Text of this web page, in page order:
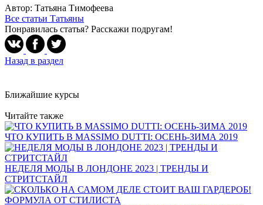
Автор: Татьяна Тимофеева
Все статьи Татьяны
Понравилась статья? Расскажи подругам!
Назад в раздел
Ближайшие курсы
Читайте также
ЧТО КУПИТЬ В MASSIMO DUTTI: ОСЕНЬ-ЗИМА 2019
НЕДЕЛЯ МОДЫ В ЛОНДОНЕ 2023 | ТРЕНДЫ И
СТРИТСТАЙЛ